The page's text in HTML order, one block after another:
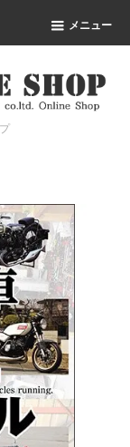
メニュー